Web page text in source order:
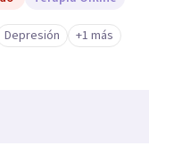
Depresión +1 más